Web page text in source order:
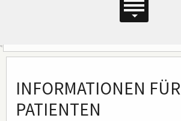
Hauptmenü
INFORMATIONEN FÜR
PATIENTEN